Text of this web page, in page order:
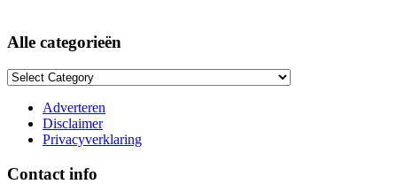
Alle categorieën
Alle
Adverteren
Disclaimer
Privacyverklaring
Contact info